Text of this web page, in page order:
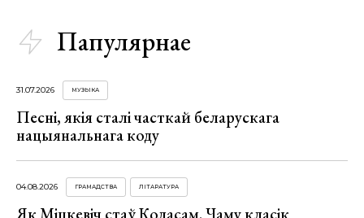
Папулярнае
31.07.2026 МУЗЫКА
Песні, якія сталі часткай беларускага
нацыянальнага коду
04.08.2026 ГРАМАДСТВА ЛІТАРАТУРА
Як Міцкевіч стаў Коласам. Чаму класік